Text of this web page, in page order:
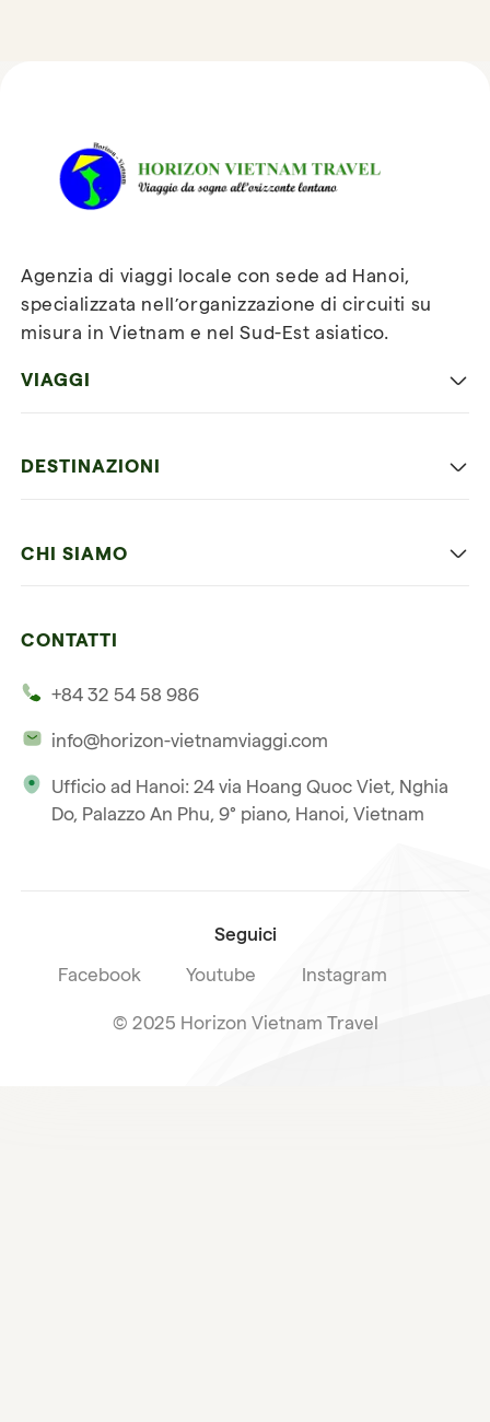
Vietnam Travel
Iscriviti alla nostra
Agenzia di viaggi locale con sede ad Hanoi,
specializzata nell’organizzazione di circuiti su
misura in Vietnam e nel Sud-Est asiatico.
VIAGGI
Vietnam e Cambogia
DESTINAZIONI
CHI SIAMO
La nostra licenza internazionale
CONTATTI
+84 32 54 58 986
info@horizon-vietnamviaggi.com
Ufficio ad Hanoi: 24 via Hoang Quoc Viet, Nghia
Do, Palazzo An Phu, 9° piano, Hanoi, Vietnam
Seguici
Facebook Youtube Instagram
© 2025 Horizon Vietnam Travel